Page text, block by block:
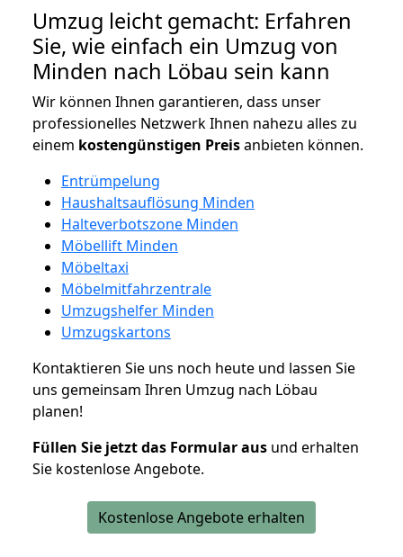
Umzug leicht gemacht: Erfahren
Sie, wie einfach ein Umzug von
Minden nach Löbau sein kann
Wir können Ihnen garantieren, dass unser
professionelles Netzwerk Ihnen nahezu alles zu
einem kostengünstigen Preisanbieten können.
Entrümpelung
Haushaltsauflösung Minden
Halteverbotszone Minden
Möbellift Minden
Möbeltaxi
Möbelmitfahrzentrale
Umzugshelfer Minden
Umzugskartons
Kontaktieren Sie uns noch heute und lassen Sie
uns gemeinsam Ihren Umzug nach Löbau
planen!
Füllen Sie jetzt das Formular aus und erhalten
Sie kostenlose Angebote.
Kostenlose Angebote erhalten